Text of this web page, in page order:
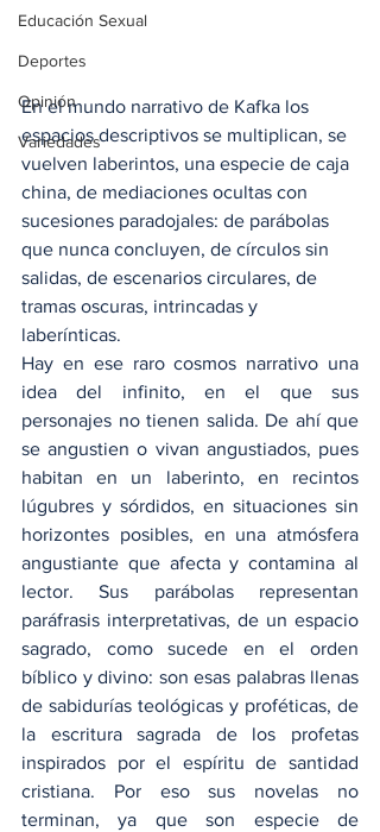
Educación Sexual
Deportes
Opinión
Variedades
En el mundo narrativo de Kafka los
espacios descriptivos se multiplican, se
vuelven laberintos, una especie de caja
china, de mediaciones ocultas con
sucesiones paradojales: de parábolas
que nunca concluyen, de círculos sin
salidas, de escenarios circulares, de
tramas oscuras, intrincadas y
laberínticas.
Hay en ese raro cosmos narrativo una
idea del infinito, en el que sus
personajes no tienen salida. De ahí que
se angustien o vivan angustiados, pues
habitan en un laberinto, en recintos
lúgubres y sórdidos, en situaciones sin
horizontes posibles, en una atmósfera
angustiante que afecta y contamina al
lector. Sus parábolas representan
paráfrasis interpretativas, de un espacio
sagrado, como sucede en el orden
bíblico y divino: son esas palabras llenas
de sabidurías teológicas y proféticas, de
la escritura sagrada de los profetas
inspirados por el espíritu de santidad
cristiana. Por eso sus novelas no
terminan, ya que son especie de